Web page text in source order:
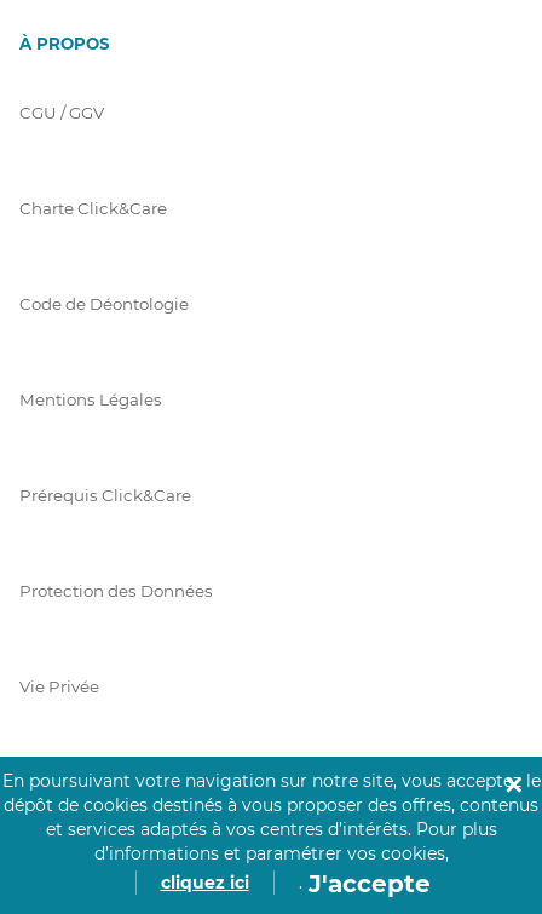
À PROPOS
CGU / GGV
Charte Click&Care
Code de Déontologie
Mentions Légales
Prérequis Click&Care
Protection des Données
Vie Privée
PAIEMENT SÉCURISÉ
La collecte de vos informations de carte bancaire est cryptée
et assurée par Mangopay, société dûment agréée auprès de la
Banque de France.
En poursuivant votre navigation sur notre site, vous acceptez le
dépôt de cookies destinés à vous proposer des offres, contenus
et services adaptés à vos centres d’intérêts. Pour plus
d’informations et paramétrer vos cookies,
cliquez ici
. J'accepte
✕